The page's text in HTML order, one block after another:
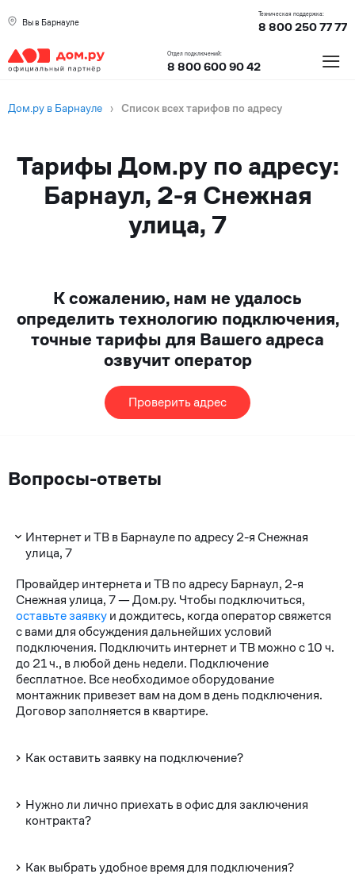
Вы в Барнауле
Техническая поддержка:
8 800 250 77 77
Отдел подключений:
8 800 600 90 42 ≡
Дом.ру в Барнауле › Список всех тарифов по адресу
Тарифы Дом.ру по адресу:
Барнаул, 2-я Снежная
улица, 7
К сожалению, нам не удалось
определить технологию подключения,
точные тарифы для Вашего адреса
озвучит оператор
Проверить адрес
Вопросы-ответы
Интернет и ТВ в Барнауле по адресу 2-я Снежная
улица, 7
Провайдер интернета и ТВ по адресу Барнаул, 2-я
Снежная улица, 7 — Дом.ру. Чтобы подключиться,
оставьте заявкуи дождитесь, когда оператор свяжется
с вами для обсуждения дальнейших условий
подключения. Подключить интернет и ТВ можно с 10 ч.
до 21 ч., в любой день недели. Подключение
бесплатное. Все необходимое оборудование
монтажник привезет вам на дом в день подключения.
Договор заполняется в квартире.
Как оставить заявку на подключение?
Нужно ли лично приехать в офис для заключения
контракта?
Как выбрать удобное время для подключения?